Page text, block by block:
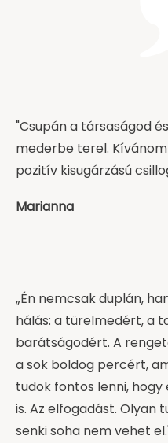
"Csupán a társaságod
mederbe terel.
pozitív kisugárzású
Marianna
„Én nemcsak duplán,
hálás: a türelmedért, a
barátságodért. A
a sok boldog percért,
tudok fontos lenni,
is. Az elfogadást. Olyan
senki soha nem vehet